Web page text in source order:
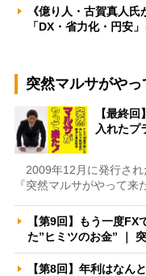
《億り人・古賀真人
「DX・省力化・円安
突然マルサがやっ
【最終
入れた
2009年12月に発行され
『突然マルサがやって
【第9回】もう一度
た”ヒミツのお金” ｜
【第8回】年利はな